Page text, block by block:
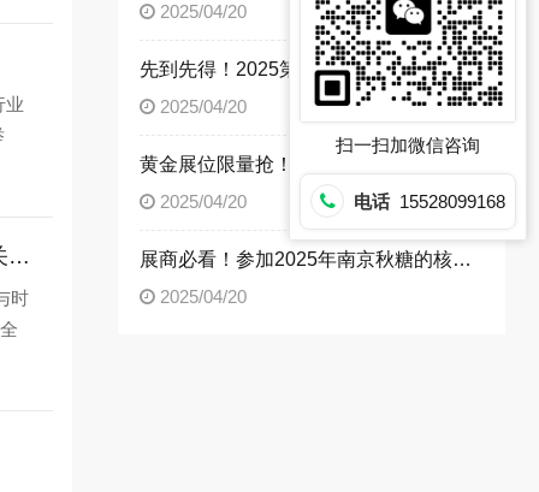
业
2026成都春季糖酒会席位争夺战：酒类包装及供应链企业的参展流程与资质通关攻略
时
2025/04/20
先到先得！2025第113届南京秋糖展位预定已开启
2025/04/20
2025/04/20
展商必看！参加2025年南京秋糖的核心价值解析
2025/04/20
扫一扫加微信咨询
电话 15528099168